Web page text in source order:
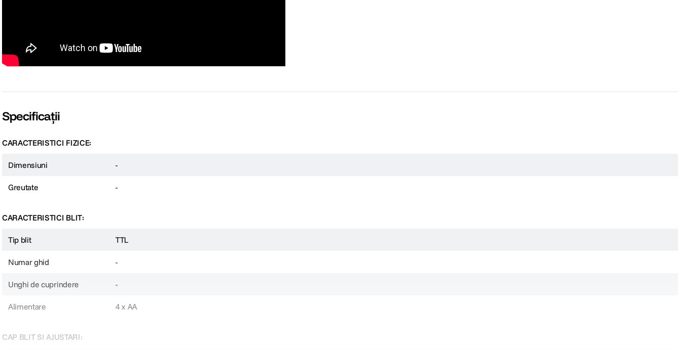
Specificații
CARACTERISTICI FIZICE:
Dimensiuni -
Greutate -
CARACTERISTICI BLIT:
Tip blit TTL
Numar ghid -
Unghi de cuprindere -
Alimentare 4 x AA
CAP BLIT SI AJUSTARI: